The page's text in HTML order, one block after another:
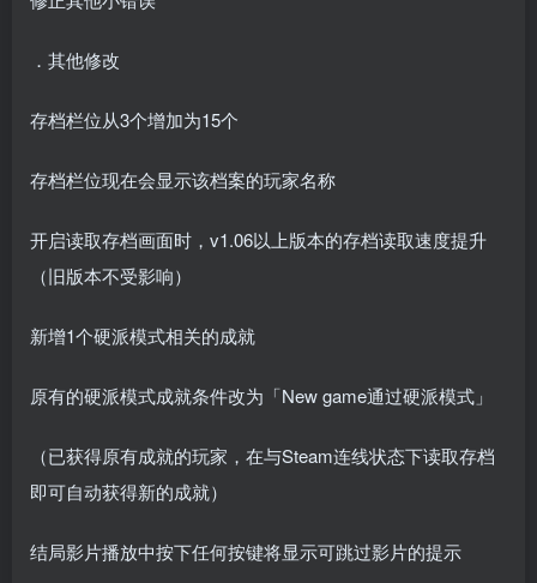
．其他修改
存档栏位从3个增加为15个
存档栏位现在会显示该档案的玩家名称
开启读取存档画面时，v1.06以上版本的存档读取速度提升
（旧版本不受影响）
新增1个硬派模式相关的成就
原有的硬派模式成就条件改为「New game通过硬派模式」
（已获得原有成就的玩家，在与Steam连线状态下读取存档
即可自动获得新的成就）
结局影片播放中按下任何按键将显示可跳过影片的提示